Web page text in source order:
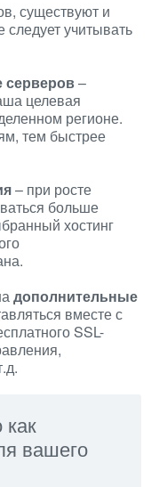
существуют и
учитывать
серверов–
целевая
регионе.
тем быстрее
– при росте
больше
хостинг
дополнительные
вместе с
SSL-
вашего